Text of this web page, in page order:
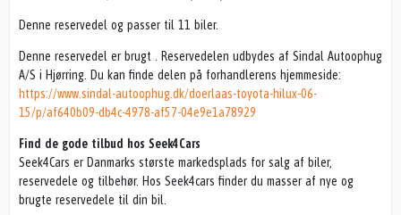
Denne reservedel og passer til 11 biler.
Denne reservedel er brugt . Reservedelen udbydes af Sindal Autoophug
A/S i Hjørring. Du kan finde delen på forhandlerens hjemmeside:
https://www.sindal-autoophug.dk/doerlaas-toyota-hilux-06-
15/p/af640b09-db4c-4978-af57-04e9e1a78929
Find de gode tilbud hos Seek4Cars
Seek4Cars er Danmarks største markedsplads for salg af biler,
reservedele og tilbehør. Hos Seek4cars finder du masser af nye og
brugte reservedele til din bil.